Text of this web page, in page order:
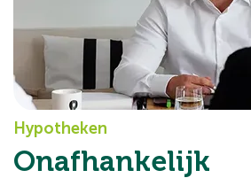
Hypotheken
Onafhankelijk